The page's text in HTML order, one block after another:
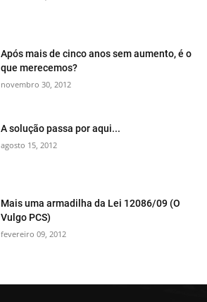
Após mais de cinco anos sem aumento, é o
que merecemos?
novembro 30, 2012
A solução passa por aqui...
agosto 15, 2012
Mais uma armadilha da Lei 12086/09 (O
Vulgo PCS)
fevereiro 09, 2012